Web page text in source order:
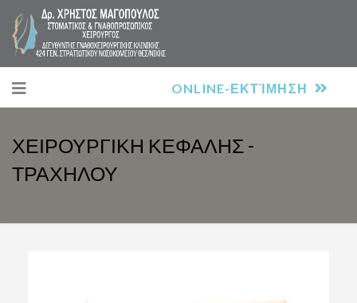
ONLINE-ΕΚΤΊΜΗΣΗ
ΧΕΙΡΟΥΡΓΙΚΗ ΚΕΦΑΛΗΣ -
ΤΡΑΧΗΛΟΥ